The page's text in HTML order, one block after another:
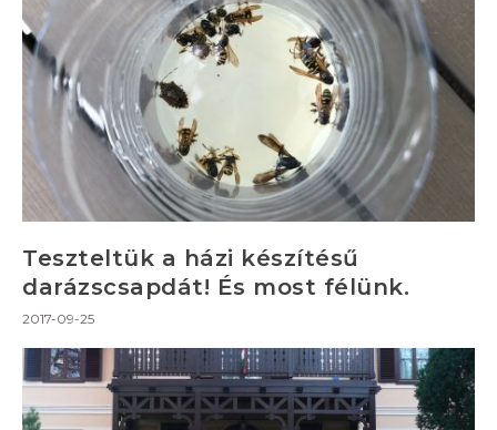
Teszteltük a házi készítésű
darázscsapdát! És most félünk.
2017-09-25